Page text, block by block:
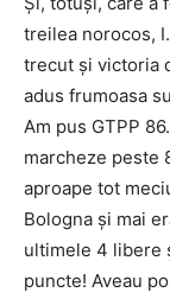
treilea norocos,
trecut şi victoria
adus frumoasa
Am pus GTPP
marcheze peste
aproape tot
Bologna şi mai
ultimele 4 libere
puncte! Aveau